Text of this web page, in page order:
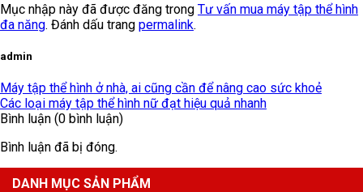
Mục nhập này đã được đăng trong Tư vấn mua máy tập thể hình
đa năng. Đánh dấu trang permalink.
admin
Máy tập thể hình ở nhà, ai cũng cần để nâng cao sức khoẻ
Các loại máy tập thể hình nữ đạt hiệu quả nhanh
Bình luận (0 bình luận)
Bình luận đã bị đóng.
DANH MỤC SẢN PHẨM